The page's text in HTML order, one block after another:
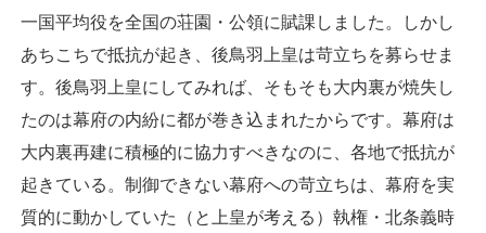
一国平均役を全国の荘園・公領に賦課しました。しかし
あちこちで抵抗が起き、後鳥羽上皇は苛立ちを募らせま
す。後鳥羽上皇にしてみれば、そもそも大内裏が焼失し
たのは幕府の内紛に都が巻き込まれたからです。幕府は
大内裏再建に積極的に協力すべきなのに、各地で抵抗が
起きている。制御できない幕府への苛立ちは、幕府を実
質的に動かしていた（と上皇が考える）執権・北条義時